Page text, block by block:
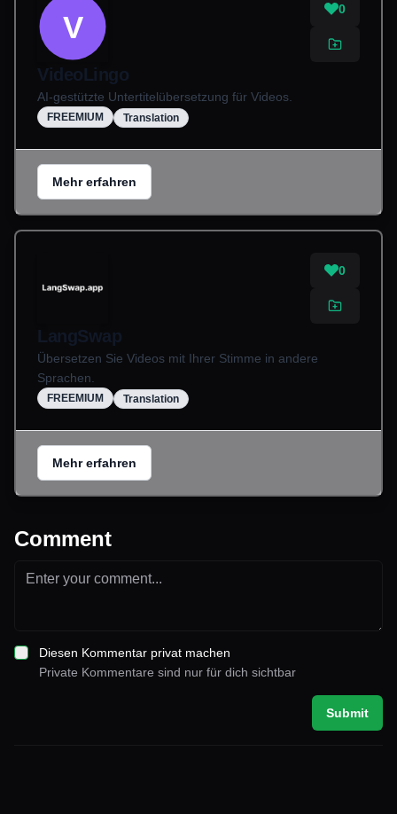
V
0
VideoLingo
AI-gestützte Untertitelübersetzung für Videos.
FREEMIUM Translation
Mehr erfahren
0
LangSwap
Übersetzen Sie Videos mit Ihrer Stimme in andere
Sprachen.
FREEMIUM Translation
Mehr erfahren
Comment
Diesen Kommentar privat machen
Private Kommentare sind nur für dich sichtbar
Submit